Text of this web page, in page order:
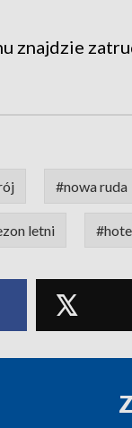
znajdzie
#nowa ruda
letni